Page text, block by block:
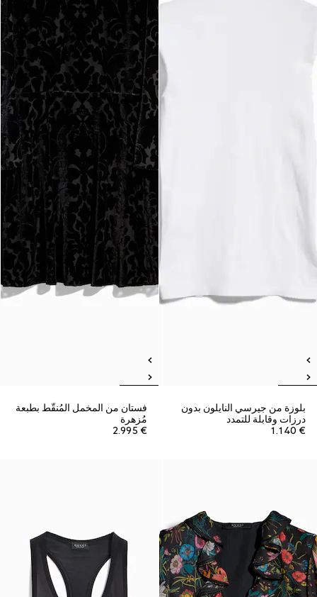
بلوزة من جيرسي النايلون بدون
درزات وقابلة للتمدد
€ 1.140
فستان من المخمل المُنقّط بطبعة
مُزهرة
€ 2.995